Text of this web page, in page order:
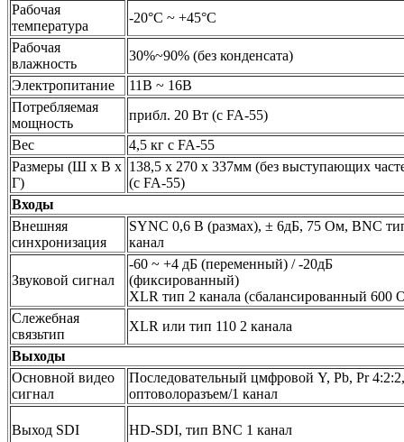
Рабочая
температура
-20°C ~ +45°C
Рабочая
влажность
30%~90% (без конденсата)
Электропитание
11В ~ 16В
Потребляемая
мощность
прибл. 20 Вт (с FA-55)
Вес
4,5 кг с FA-55
Размеры (Ш х В х
Г)
138,5 x 270 x 337мм (без выступающих
(с FA-55)
Входы
Внешняя
синхронизация
SYNC 0,6 В (размах), ± 6дБ, 75 Ом, BNC
канал
Звуковой сигнал
-60 ~ +4 дБ (переменный) / -20дБ
(фиксированный)
XLR тип 2 канала (сбалансированный 600
Слежебная
связьтип
XLR или тип 110 2 канала
Выходы
Основной видео
сигнал
Последовательный цмфровой Y, Pb, Pr 4:2:2,
оптоволоразъем/1 канал
Выход SDI HD-SDI, тип BNC 1 канал